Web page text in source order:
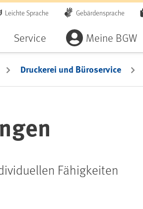
Leichte Sprache Gebärdensprache
Service Meine BGW
Druckerei und Büroservice
Fähigkeiten